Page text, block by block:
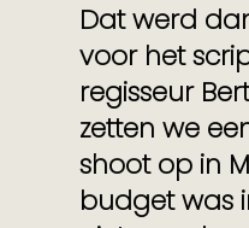
Dat werd
voor het
regisseur
zetten we
shoot op in
budget was